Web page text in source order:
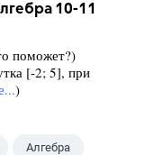
10-11
поможет?)
[-2; 5], при
)
Алгебра